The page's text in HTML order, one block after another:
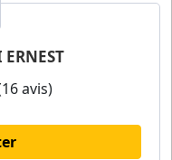
avis)